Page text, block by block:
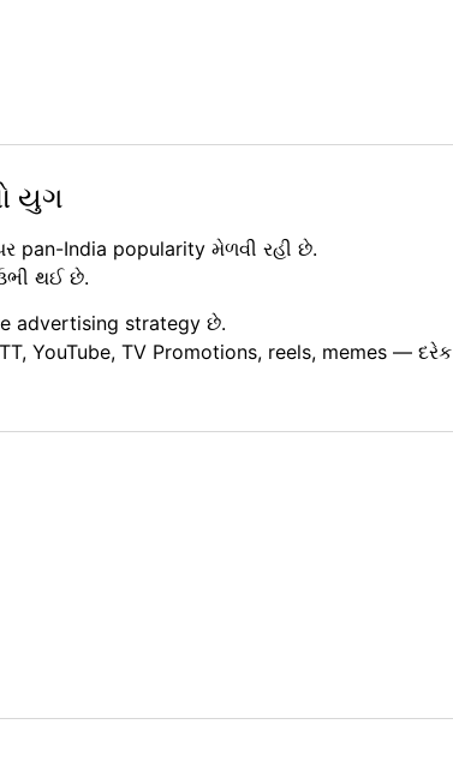
યુગ
pan-India popularity મેળવી રહી છે.
થઈ છે.
advertising strategy છે.
TV Promotions, reels, memes — દરેક